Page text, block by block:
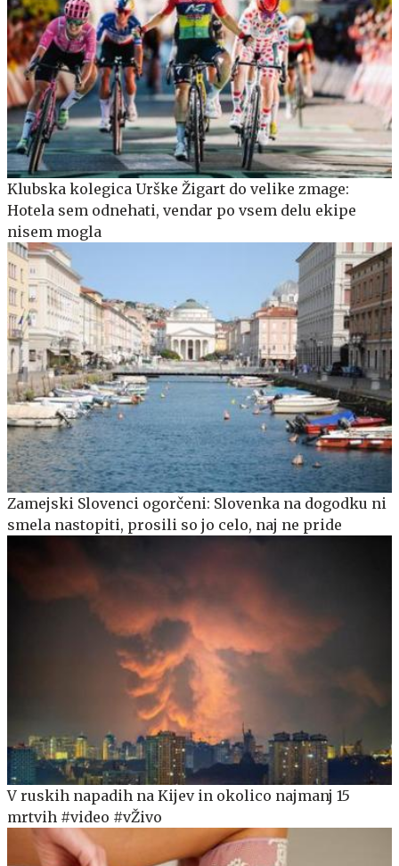
Klubska kolegica Urške Žigart do velike zmage:
Hotela sem odnehati, vendar po vsem delu ekipe
nisem mogla
Zamejski Slovenci ogorčeni: Slovenka na dogodku ni
smela nastopiti, prosili so jo celo, naj ne pride
V ruskih napadih na Kijev in okolico najmanj 15
mrtvih #video #vŽivo